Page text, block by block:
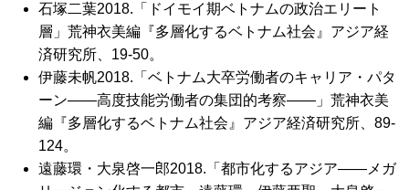
石塚二葉2018.「ドイモイ期ベトナムの政治エリート
層」荒神衣美編『多層化するベトナム社会』アジア経
済研究所、19-50。
伊藤未帆2018.「ベトナム大卒労働者のキャリア・パタ
ーン――高度技能労働者の集団的考察――」荒神衣美
編『多層化するベトナム社会』アジア経済研究所、89-
124。
遠藤環・大泉啓一郎2018.「都市化するアジア――メガ